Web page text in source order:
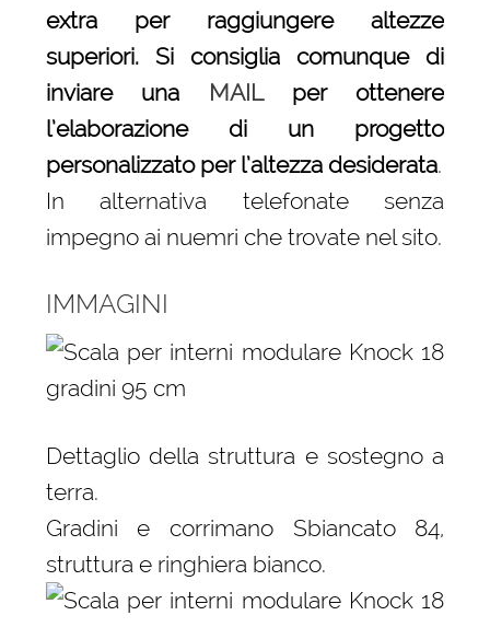
extra per raggiungere altezze
superiori. Si consiglia comunque di
inviare una MAILper ottenere
l’elaborazione di un progetto
personalizzato per l’altezza desiderata.
In alternativa telefonate senza
impegno ai nuemri che trovate nel sito.
IMMAGINI
Dettaglio della struttura e sostegno a
terra.
Gradini e corrimano Sbiancato 84,
struttura e ringhiera bianco.